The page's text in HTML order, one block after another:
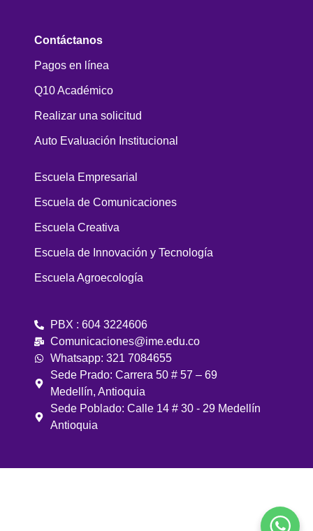
Contáctanos
Pagos en línea
Q10 Académico
Realizar una solicitud
Auto Evaluación Institucional
Escuela Empresarial
Escuela de Comunicaciones
Escuela Creativa
Escuela de Innovación y Tecnología
Escuela Agroecología
PBX : 604 3224606
Comunicaciones@ime.edu.co
Whatsapp: 321 7084655
Sede Prado: Carrera 50 # 57 – 69
Medellín, Antioquia
Sede Poblado: Calle 14 # 30 - 29 Medellín
Antioquia